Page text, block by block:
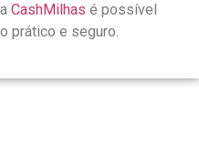
CashMilhas é possível
prático e seguro.